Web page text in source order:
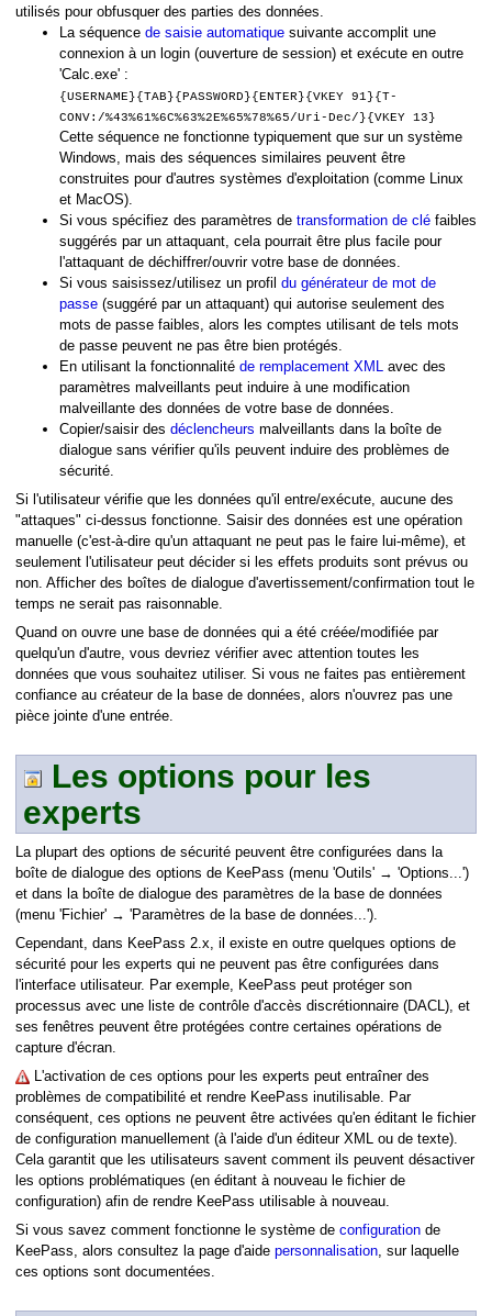
utilisés pour obfusquer des parties des données.
La séquence de saisie automatique suivante accomplit une
connexion à un login (ouverture de session) et exécute en outre
'Calc.exe' :
{USERNAME}{TAB}{PASSWORD}{ENTER}{VKEY 91}{T-
CONV:/%43%61%6C%63%2E%65%78%65/Uri-Dec/}{VKEY 13}
Cette séquence ne fonctionne typiquement que sur un système
Windows, mais des séquences similaires peuvent être
construites pour d'autres systèmes d'exploitation (comme Linux
et MacOS).
Si vous spécifiez des paramètres de transformation de clé faibles
suggérés par un attaquant, cela pourrait être plus facile pour
l'attaquant de déchiffrer/ouvrir votre base de données.
Si vous saisissez/utilisez un profil du générateur de mot de
passe (suggéré par un attaquant) qui autorise seulement des
mots de passe faibles, alors les comptes utilisant de tels mots
de passe peuvent ne pas être bien protégés.
En utilisant la fonctionnalité de remplacement XML avec des
paramètres malveillants peut induire à une modification
malveillante des données de votre base de données.
Copier/saisir des déclencheurs malveillants dans la boîte de
dialogue sans vérifier qu'ils peuvent induire des problèmes de
sécurité.
Si l'utilisateur vérifie que les données qu'il entre/exécute, aucune des
"attaques" ci-dessus fonctionne. Saisir des données est une opération
manuelle (c'est-à-dire qu'un attaquant ne peut pas le faire lui-même), et
seulement l'utilisateur peut décider si les effets produits sont prévus ou
non. Afficher des boîtes de dialogue d'avertissement/confirmation tout le
temps ne serait pas raisonnable.
Quand on ouvre une base de données qui a été créée/modifiée par
quelqu'un d'autre, vous devriez vérifier avec attention toutes les
données que vous souhaitez utiliser. Si vous ne faites pas entièrement
confiance au créateur de la base de données, alors n'ouvrez pas une
pièce jointe d'une entrée.
Les options pour les
experts
La plupart des options de sécurité peuvent être configurées dans la
boîte de dialogue des options de KeePass (menu 'Outils' → 'Options...')
et dans la boîte de dialogue des paramètres de la base de données
(menu 'Fichier' → 'Paramètres de la base de données...').
Cependant, dans KeePass 2.x, il existe en outre quelques options de
sécurité pour les experts qui ne peuvent pas être configurées dans
l'interface utilisateur. Par exemple, KeePass peut protéger son
processus avec une liste de contrôle d'accès discrétionnaire (DACL), et
ses fenêtres peuvent être protégées contre certaines opérations de
capture d'écran.
L'activation de ces options pour les experts peut entraîner des
problèmes de compatibilité et rendre KeePass inutilisable. Par
conséquent, ces options ne peuvent être activées qu'en éditant le fichier
de configuration manuellement (à l'aide d'un éditeur XML ou de texte).
Cela garantit que les utilisateurs savent comment ils peuvent désactiver
les options problématiques (en éditant à nouveau le fichier de
configuration) afin de rendre KeePass utilisable à nouveau.
Si vous savez comment fonctionne le système de configuration de
KeePass, alors consultez la page d'aide personnalisation, sur laquelle
ces options sont documentées.